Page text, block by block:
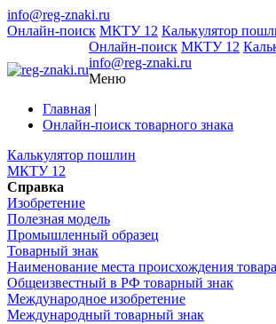
info@reg-znaki.ru
Онлайн-поиск МКТУ 12 Калькулятор
Онлайн-поиск МКТУ 12
info@reg-znaki.ru
Меню
Главная |
Онлайн-поиск товарного знака
Калькулятор пошлин
МКТУ 12
Справка
Изобретение
Полезная модель
Промышленный образец
Товарный знак
Наименование места происхождения товара
Общеизвестный в РФ товарный знак
Международное изобретение
Международный товарный знак